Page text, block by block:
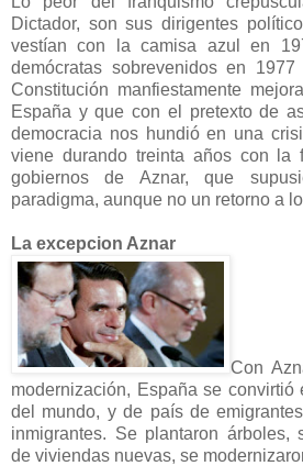
Dictador, son sus dirigentes
vestían con la camisa azul en
demócratas sobrevenidos en
Constitución manfiestamente
España y que con el pretexto de
democracia nos hundió en una
viene durando treinta años con la
gobiernos de Aznar, que
paradigma, aunque no un retorno a
La excepcion Aznar
Con
modernización, España se convirtió
del mundo, y de país de
inmigrantes. Se plantaron árboles,
de viviendas nuevas, se